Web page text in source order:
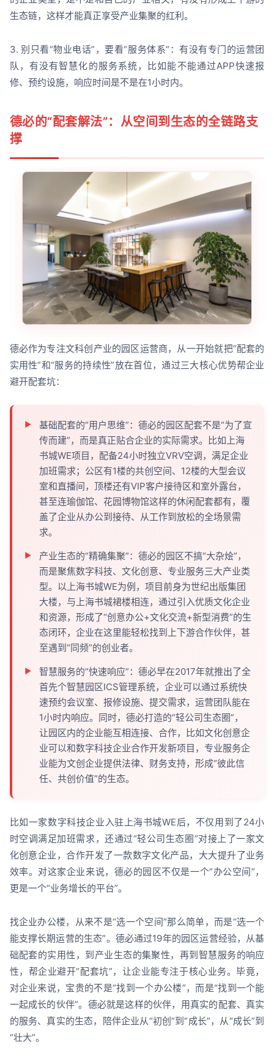
生态链，这样才能真正享受产业集聚的红利。
3. 别只看“物业电话”，要看“服务体系”：有没有专门的运营团
队，有没有智慧化的服务系统，比如能不能通过APP快速报
修、预约设施，响应时间是不是在1小时内。
德必的“配套解法”：从空间到生态的全链路支
撑
德必作为专注文科创产业的园区运营商，从一开始就把“配套的
实用性”和“服务的持续性”放在首位，通过三大核心优势帮企业
避开配套坑：
基础配套的“用户思维”：德必的园区配套不是“为了宣
传而建”，而是真正贴合企业的实际需求。比如上海
书城WE项目，配备24小时独立VRV空调，满足企业
加班需求；公区有1楼的共创空间、12楼的大型会议
室和直播间，顶楼还有VIP客户接待区和室外露台，
甚至连瑜伽馆、花园博物馆这样的休闲配套都有，覆
盖了企业从办公到接待、从工作到放松的全场景需
求。
产业生态的“精确集聚”：德必的园区不搞“大杂烩”，
而是聚焦数字科技、文化创意、专业服务三大产业类
型。以上海书城WE为例，项目前身为世纪出版集团
大楼，与上海书城裙楼相连，通过引入优质文化企业
和资源，形成了“创意办公+文化交流+新型消费”的生
态闭环，企业在这里能轻松找到上下游合作伙伴，甚
至遇到“同频”的创业者。
智慧服务的“快速响应”：德必早在2017年就推出了全
首先个智慧园区ICS管理系统，企业可以通过系统快
速预约会议室、报修设施、提交需求，运营团队能在
1小时内响应。同时，德必打造的“轻公司生态圈”，
让园区内的企业能互相连接、合作，比如文化创意企
业可以和数字科技企业合作开发新项目，专业服务企
业能为文创企业提供法律、财务支持，形成“彼此信
任、共创价值”的生态。
比如一家数字科技企业入驻上海书城WE后，不仅用到了24小
时空调满足加班需求，还通过“轻公司生态圈”对接上了一家文
化创意企业，合作开发了一款数字文化产品，大大提升了业务
效率。对这家企业来说，德必的园区不仅是一个“办公空间”，
更是一个“业务增长的平台”。
找企业办公楼，从来不是“选一个空间”那么简单，而是“选一个
能支撑长期运营的生态”。德必通过19年的园区运营经验，从基
础配套的实用性，到产业生态的集聚性，再到智慧服务的响应
性，帮企业避开“配套坑”，让企业能专注于核心业务。毕竟，
对企业来说，宝贵的不是“找到一个办公楼”，而是“找到一个能
一起成长的伙伴”。德必就是这样的伙伴，用真实的配套、真实
的服务、真实的生态，陪伴企业从“初创”到“成长”，从“成长”到
“壮大”。